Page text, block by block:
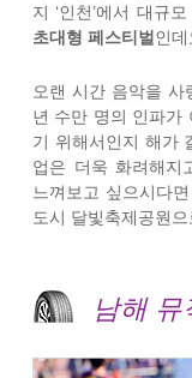
지 ‘인천’에서 대규
초대형 페스티벌 인데
오랜 시간 음악을 사
년 수만 명의 인파가
기 위해서인지 해가
업은 더욱 화려해지
느껴보고 싶으시다
도시 달빛축제공원
남해